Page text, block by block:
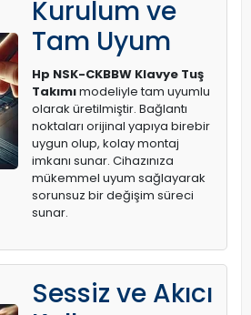
Kurulum ve
Tam Uyum
Hp NSK-CKBBW Klavye Tuş
Takımımodeliyle tam uyumlu
olarak üretilmiştir. Bağlantı
noktaları orijinal yapıya birebir
uygun olup, kolay montaj
imkanı sunar. Cihazınıza
mükemmel uyum sağlayarak
sorunsuz bir değişim süreci
sunar.
Sessiz ve Akıcı